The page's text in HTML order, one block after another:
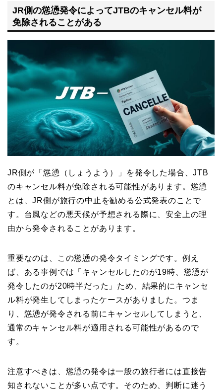
JR側の慫慂発令によってJTBのキャンセル料が
免除されることがある
JR側が「慫慂（しょうよう）」を発令した場合、JTB
のキャンセル料が免除される可能性があります。慫慂
とは、JR側が旅行の中止を勧める公式発表のことで
す。台風などの悪天候が予想される際に、安全上の理
由から発令されることがあります。
重要なのは、この慫慂の発令タイミングです。例え
ば、ある事例では「キャンセルしたのが19時、慫慂が
発令したのが20時半だった」ため、結果的にキャンセ
ル料が発生してしまったケースがありました。つま
り、慫慂が発令される前にキャンセルしてしまうと、
通常のキャンセル料が適用される可能性があるので
す。
注意すべきは、慫慂の発令は一般の旅行者には直接告
知されないことが多い点です。そのため、判断に迷う